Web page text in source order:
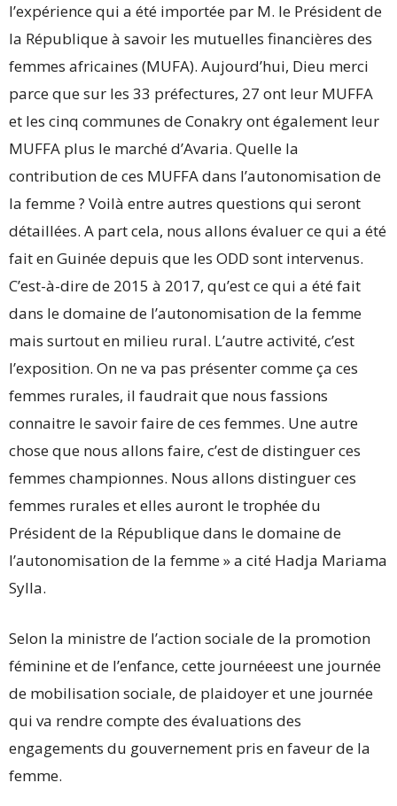
l’expérience qui a été importée par M. le Président de
la République à savoir les mutuelles financières des
femmes africaines (MUFA). Aujourd’hui, Dieu merci
parce que sur les 33 préfectures, 27 ont leur MUFFA
et les cinq communes de Conakry ont également leur
MUFFA plus le marché d’Avaria. Quelle la
contribution de ces MUFFA dans l’autonomisation de
la femme ? Voilà entre autres questions qui seront
détaillées. A part cela, nous allons évaluer ce qui a été
fait en Guinée depuis que les ODD sont intervenus.
C’est-à-dire de 2015 à 2017, qu’est ce qui a été fait
dans le domaine de l’autonomisation de la femme
mais surtout en milieu rural. L’autre activité, c’est
l’exposition. On ne va pas présenter comme ça ces
femmes rurales, il faudrait que nous fassions
connaitre le savoir faire de ces femmes. Une autre
chose que nous allons faire, c’est de distinguer ces
femmes championnes. Nous allons distinguer ces
femmes rurales et elles auront le trophée du
Président de la République dans le domaine de
l’autonomisation de la femme » a cité Hadja Mariama
Sylla.
Selon la ministre de l’action sociale de la promotion
féminine et de l’enfance, cette journéeest une journée
de mobilisation sociale, de plaidoyer et une journée
qui va rendre compte des évaluations des
engagements du gouvernement pris en faveur de la
femme.